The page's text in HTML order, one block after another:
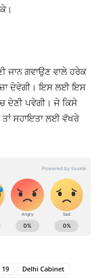
ਜਾਨ ਗਵਾਉਣ ਵਾਲੇ ਹਰੇਕ
ਦੇਵੇਗੀ। ਇਸ ਲਈ ਇਸ
ਦੇਣੀ ਪਵੇਗੀ। ਜੇ ਕਿਸੇ
ਤਾਂ ਸਹਾਇਤਾ ਲਈ ਵੱਖਰੇ
Delhi Cabinet